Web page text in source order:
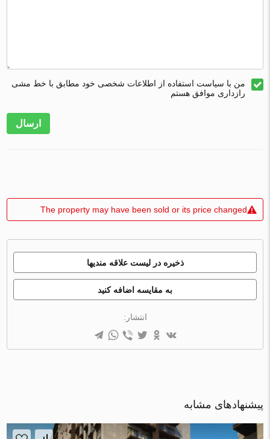
من با سیاست استفاده از اطلاعات شخصی خود مطابق با خط مشی
رازداری موافق هستم
ارسال
The property may have been sold or its price changed
ذخیره در لیست علاقه مندیها
به مقایسه اضافه کنید
انتشار:
پیشنهادهای مشابه